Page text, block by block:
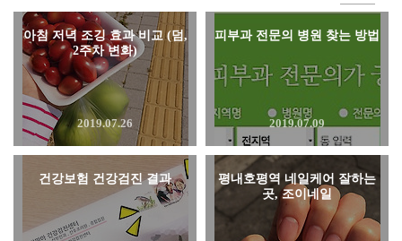
아침 저녁 조깅 효과 비교 (덤,
2주차 변화)
2019.07.26
피부과 전문의 병원 찾는 방법
2019.07.09
건강보험 건강검진 결과
평내호평역 네일케어 잘하는
곳, 조이네일